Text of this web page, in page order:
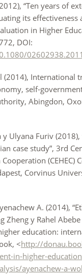
“Ten years of
its effectiveness
in Higher
DOI:
(2014), International
self-
Abingdon,
Ulyana Furiv (2018),
case study”, 3rd
(CEHEC)
Corvinus
A. (2014),
Zheng y Rahel
education:
<http://
in-higher-
ayenachew-a-